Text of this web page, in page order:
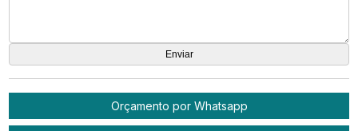
Orçamento por Whatsapp